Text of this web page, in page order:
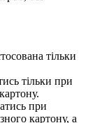
тільки
тільки при
при
картону, а